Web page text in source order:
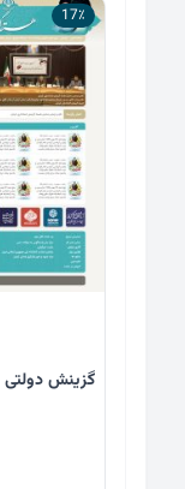
17٪
گزینش دولتی